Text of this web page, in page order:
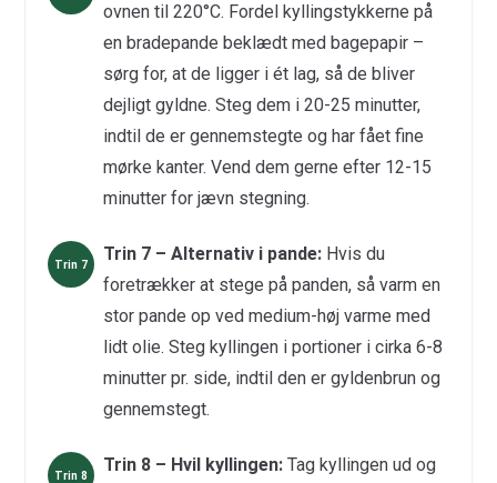
ovnen til 220°C. Fordel kyllingstykkerne på
en bradepande beklædt med bagepapir –
sørg for, at de ligger i ét lag, så de bliver
dejligt gyldne. Steg dem i 20-25 minutter,
indtil de er gennemstegte og har fået fine
mørke kanter. Vend dem gerne efter 12-15
minutter for jævn stegning.
Trin 7 – Alternativ i pande:Hvis du
foretrækker at stege på panden, så varm en
stor pande op ved medium-høj varme med
lidt olie. Steg kyllingen i portioner i cirka 6-8
minutter pr. side, indtil den er gyldenbrun og
gennemstegt.
Trin 8 – Hvil kyllingen:Tag kyllingen ud og